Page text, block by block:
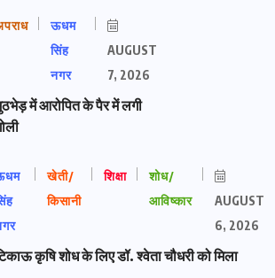
ऊधम
सिंह
नगर
AUGUST
7, 2026
में आरोपित के पैर में लगी
खेती/
किसानी
शिक्षा
शोध/
आविष्कार
AUGUST
6, 2026
कृषि शोध के लिए डॉ. श्वेता चौधरी को मिला